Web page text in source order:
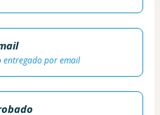
entregado por email